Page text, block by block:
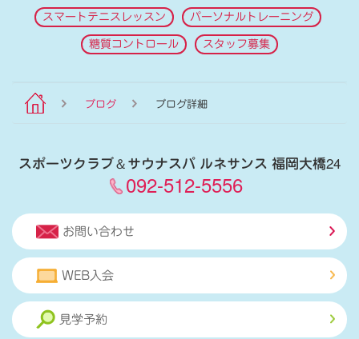
スマートテニスレッスン パーソナルトレーニング
糖質コントロール スタッフ募集
ブログ ブログ詳細
スポーツクラブ＆サウナスパ ルネサンス 福岡大橋24
092-512-5556
お問い合わせ
WEB入会
見学予約